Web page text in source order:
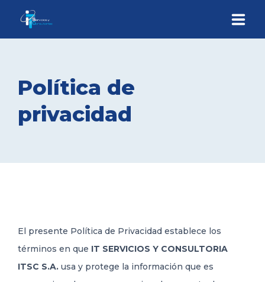
QUIÉNES SOMOS
Política de
privacidad
El presente Política de Privacidad establece los
términos en que IT SERVICIOS Y CONSULTORIA
ITSC S.A. usa y protege la información que es